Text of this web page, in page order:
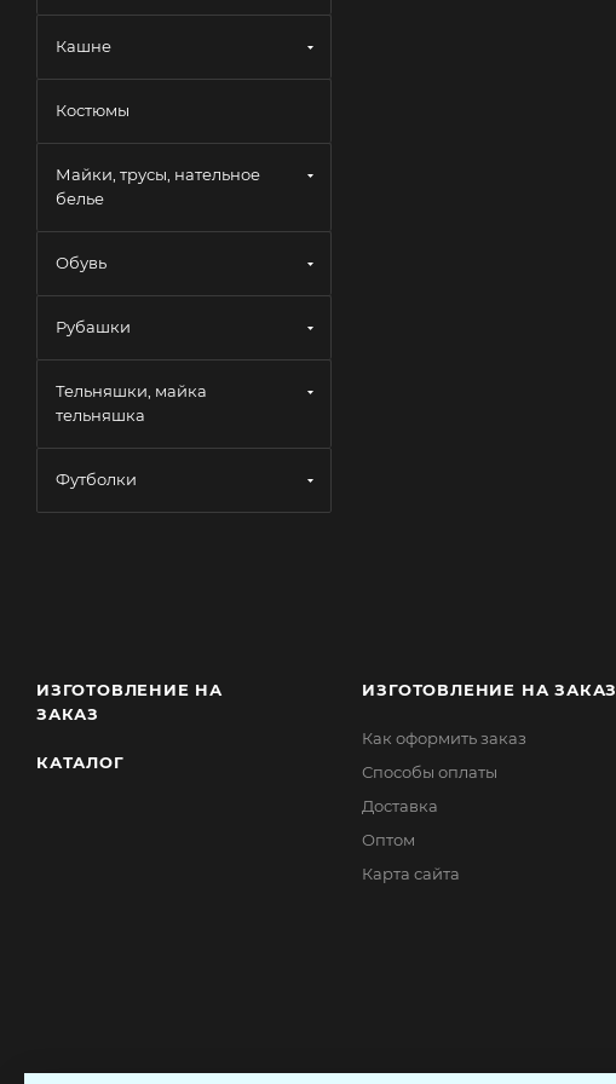
Кашне
Костюмы
Майки, трусы, нательное
белье
Обувь
Рубашки
Тельняшки, майка
тельняшка
Футболки
ИЗГОТОВЛЕНИЕ НА
ЗАКАЗ
КАТАЛОГ
ИЗГОТОВЛЕНИЕ НА ЗАКАЗ
Как оформить заказ
Способы оплаты
Доставка
Оптом
Карта сайта